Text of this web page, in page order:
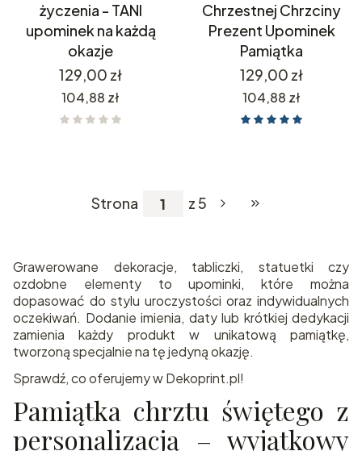
życzenia - TANI
upominek na każdą
okazje
Cena
129,00 zł
Cena
104,88 zł
Chrzestnej Chrzciny
Prezent Upominek
Pamiątka
Cena
129,00 zł
Cena
104,88 zł
Strona z 5 Przejdź do
Grawerowane dekoracje, tabliczki, statuetki czy
ozdobne elementy to upominki, które można
dopasować do stylu uroczystości oraz indywidualnych
oczekiwań. Dodanie imienia, daty lub krótkiej dedykacji
zamienia każdy produkt w unikatową pamiątkę,
tworzoną specjalnie na tę jedyną okazję.
Sprawdź, co oferujemy w Dekoprint.pl!
Pamiątka chrztu świętego z
personalizacją – wyjątkowy